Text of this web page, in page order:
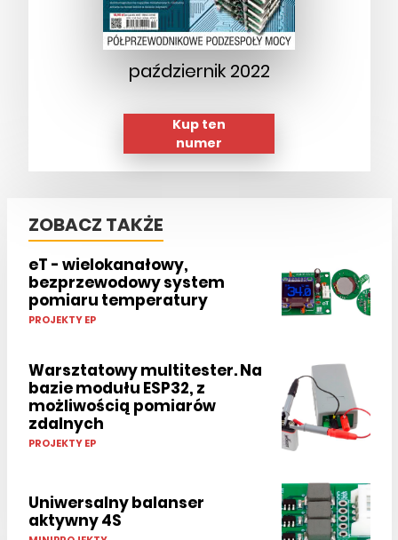
październik 2022
Kup ten
numer
ZOBACZ TAKŻE
eT - wielokanałowy,
bezprzewodowy system
pomiaru temperatury
PROJEKTY EP
Warsztatowy multitester. Na
bazie modułu ESP32, z
możliwością pomiarów
zdalnych
PROJEKTY EP
Uniwersalny balanser
aktywny 4S